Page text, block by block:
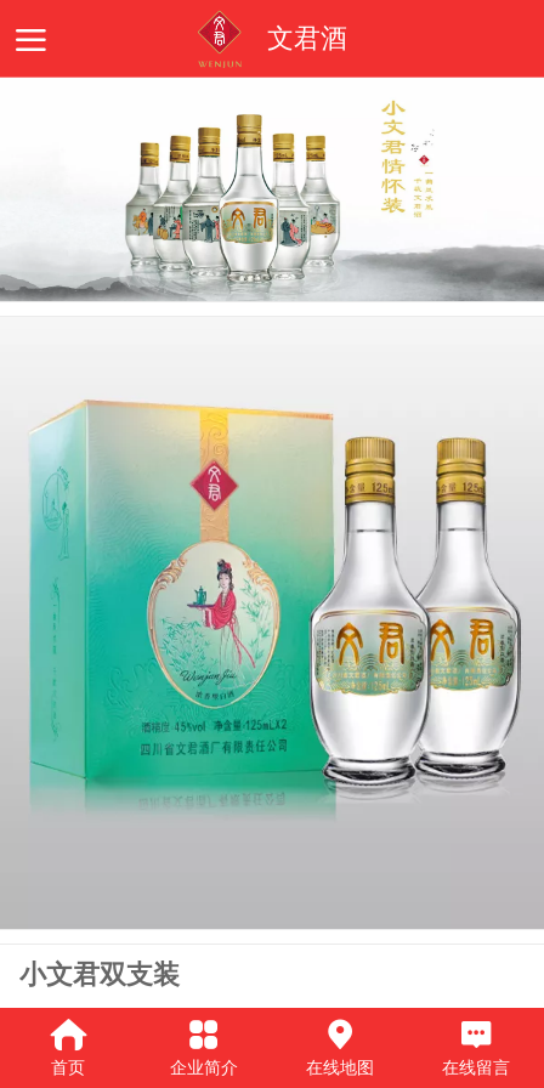
文君酒
文君品牌 产品系列
小文君双支装
当遁入深夜之中
心中的自由与散漫才能肆意挥发
首页 企业简介 在线地图 在线留言